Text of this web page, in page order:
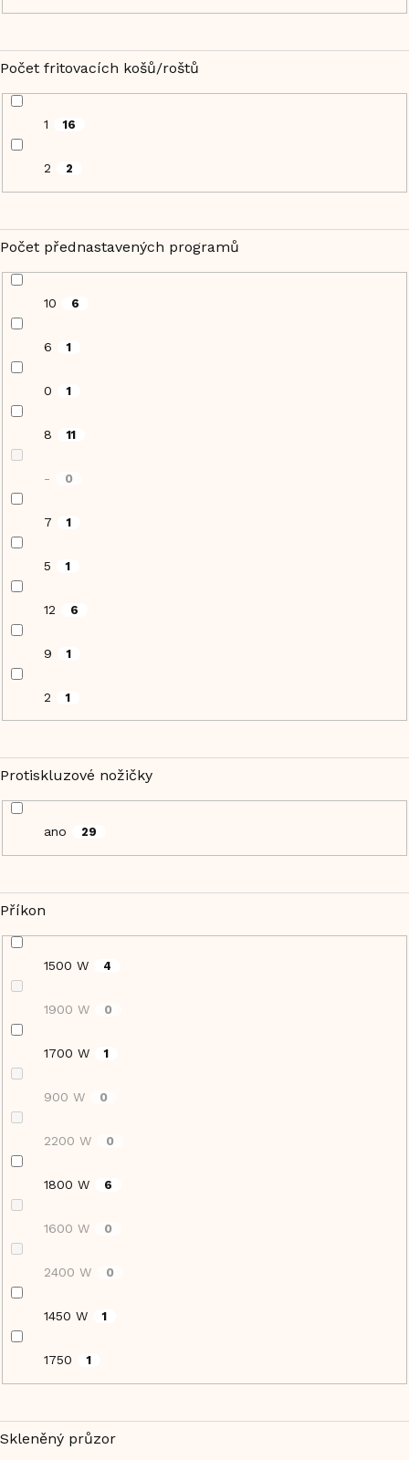
Počet fritovacích košů/roštů
1 16
2 2
Počet přednastavených programů
10 6
6 1
0 1
8 11
- 0
7 1
5 1
12 6
9 1
2 1
Protiskluzové nožičky
ano 29
Příkon
1500 W 4
1900 W 0
1700 W 1
900 W 0
2200 W 0
1800 W 6
1600 W 0
2400 W 0
1450 W 1
1750 1
Skleněný průzor